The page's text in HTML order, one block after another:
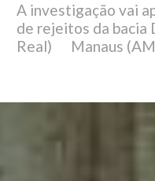
A investigação vai
de rejeitos da bacia
Real) Manaus